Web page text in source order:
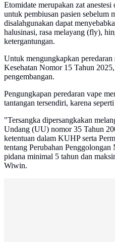
Etomidate merupakan zat
untuk pembiusan pasien sebelum
disalahgunakan dapat
halusinasi, rasa melayang (fly),
ketergantungan.
Untuk mengungkapkan
Kesehatan Nomor 15 Tahun
pengembangan.
Pengungkapan peredaran vape
tantangan tersendiri, karena
"Tersangka dipersangkakan
Undang (UU) nomor 35 Tahun
ketentuan dalam KUHP serta
tentang Perubahan
pidana minimal 5 tahun dan
Wiwin.